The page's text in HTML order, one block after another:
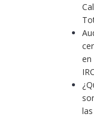
en
las